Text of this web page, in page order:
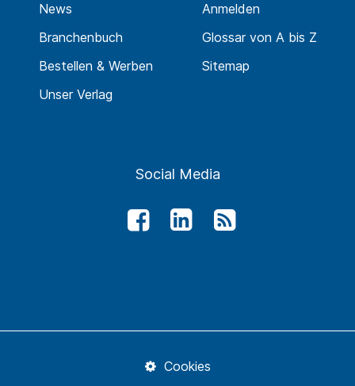
News
Branchenbuch
Bestellen & Werben
Unser Verlag
Anmelden
Glossar von A bis Z
Sitemap
Social Media
Cookies